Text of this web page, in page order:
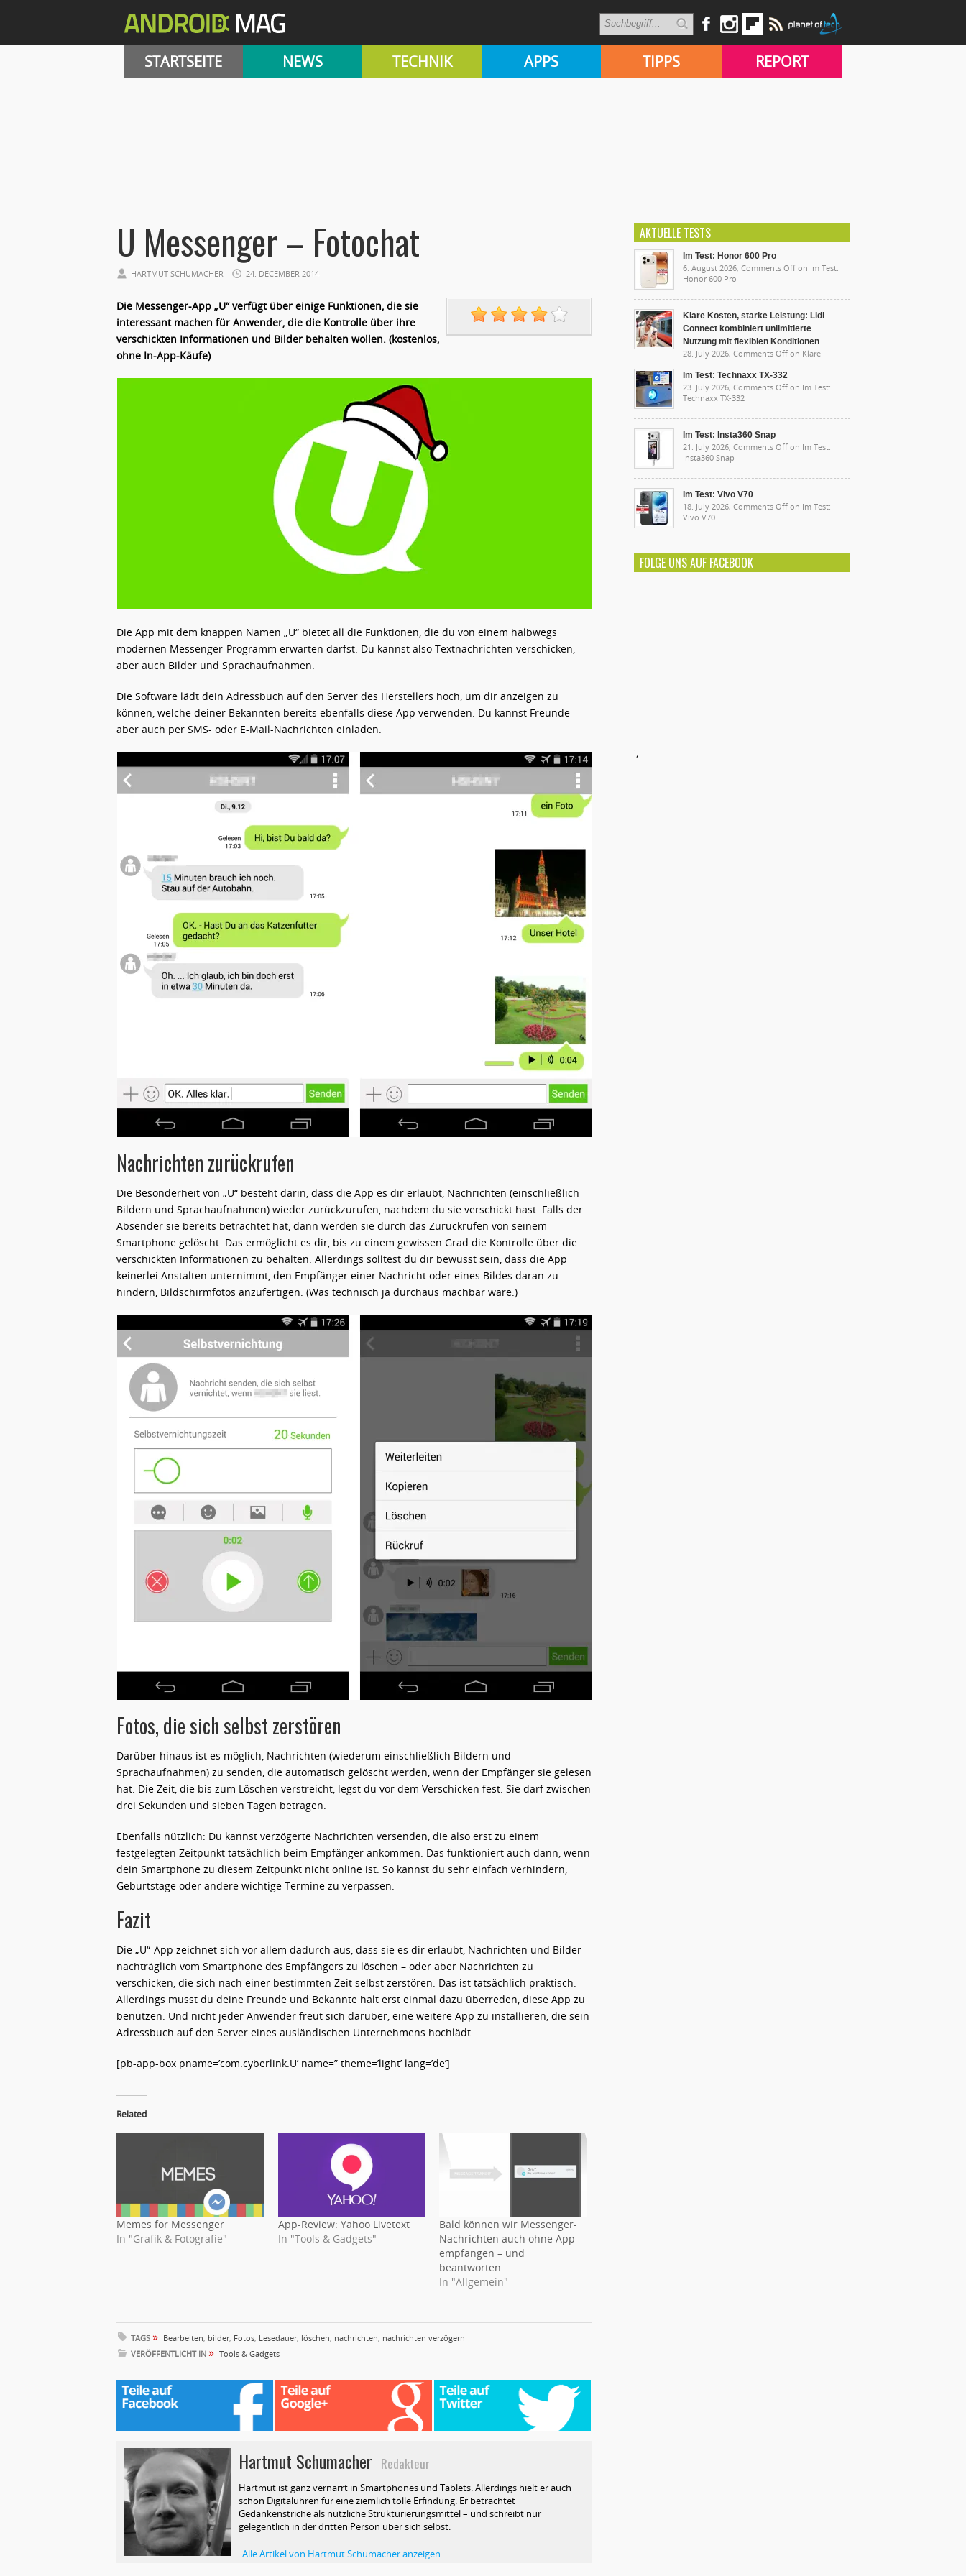
STARTSEITE NEWS TECHNIK APPS TIPPS REPORT
U Messenger – Fotochat
HARTMUT SCHUMACHER 24. DECEMBER 2014
Die Messenger-App „U“ verfügt über einige Funktionen, die sie
interessant machen für Anwender, die die Kontrolle über ihre
verschickten Informationen und Bilder behalten wollen. (kostenlos,
ohne In-App-Käufe)
Die App mit dem knappen Namen „U“ bietet all die Funktionen, die du von einem halbwegs
modernen Messenger-Programm erwarten darfst. Du kannst also Textnachrichten verschicken,
aber auch Bilder und Sprachaufnahmen.
Die Software lädt dein Adressbuch auf den Server des Herstellers hoch, um dir anzeigen zu
können, welche deiner Bekannten bereits ebenfalls diese App verwenden. Du kannst Freunde
aber auch per SMS- oder E-Mail-Nachrichten einladen.
Nachrichten zurückrufen
Die Besonderheit von „U“ besteht darin, dass die App es dir erlaubt, Nachrichten (einschließlich
Bildern und Sprachaufnahmen) wieder zurückzurufen, nachdem du sie verschickt hast. Falls der
Absender sie bereits betrachtet hat, dann werden sie durch das Zurückrufen von seinem
Smartphone gelöscht. Das ermöglicht es dir, bis zu einem gewissen Grad die Kontrolle über die
verschickten Informationen zu behalten. Allerdings solltest du dir bewusst sein, dass die App
keinerlei Anstalten unternimmt, den Empfänger einer Nachricht oder eines Bildes daran zu
hindern, Bildschirmfotos anzufertigen. (Was technisch ja durchaus machbar wäre.)
Fotos, die sich selbst zerstören
Darüber hinaus ist es möglich, Nachrichten (wiederum einschließlich Bildern und
Sprachaufnahmen) zu senden, die automatisch gelöscht werden, wenn der Empfänger sie gelesen
hat. Die Zeit, die bis zum Löschen verstreicht, legst du vor dem Verschicken fest. Sie darf zwischen
drei Sekunden und sieben Tagen betragen.
Ebenfalls nützlich: Du kannst verzögerte Nachrichten versenden, die also erst zu einem
festgelegten Zeitpunkt tatsächlich beim Empfänger ankommen. Das funktioniert auch dann, wenn
dein Smartphone zu diesem Zeitpunkt nicht online ist. So kannst du sehr einfach verhindern,
Geburtstage oder andere wichtige Termine zu verpassen.
Fazit
Die „U“-App zeichnet sich vor allem dadurch aus, dass sie es dir erlaubt, Nachrichten und Bilder
nachträglich vom Smartphone des Empfängers zu löschen – oder aber Nachrichten zu
verschicken, die sich nach einer bestimmten Zeit selbst zerstören. Das ist tatsächlich praktisch.
Allerdings musst du deine Freunde und Bekannte halt erst einmal dazu überreden, diese App zu
benützen. Und nicht jeder Anwender freut sich darüber, eine weitere App zu installieren, die sein
Adressbuch auf den Server eines ausländischen Unternehmens hochlädt.
[pb-app-box pname=’com.cyberlink.U’ name=” theme=’light’ lang=’de’]
Related
Memes for Messenger
In "Grafik & Fotografie"
App-Review: Yahoo Livetext
In "Tools & Gadgets"
Bald können wir Messenger-
Nachrichten auch ohne App
empfangen – und
beantworten
In "Allgemein"
TAGS » Bearbeiten, bilder, Fotos, Lesedauer, löschen, nachrichten, nachrichten verzögern
VERÖFFENTLICHT IN » Tools & Gadgets
Hartmut Schumacher Redakteur
Hartmut ist ganz vernarrt in Smartphones und Tablets. Allerdings hielt er auch
schon Digitaluhren für eine ziemlich tolle Erfindung. Er betrachtet
Gedankenstriche als nützliche Strukturierungsmittel – und schreibt nur
gelegentlich in der dritten Person über sich selbst.
Alle Artikel von Hartmut Schumacher anzeigen
AKTUELLE TESTS
Im Test: Honor 600 Pro
6. August 2026, Comments Off on Im Test:
Honor 600 Pro
Klare Kosten, starke Leistung: Lidl
Connect kombiniert unlimitierte
Nutzung mit flexiblen Konditionen
28. July 2026, Comments Off on Klare
unlimitierte Nutzung mit flexiblen Konditionen
Im Test: Technaxx TX-332
23. July 2026, Comments Off on Im Test:
Technaxx TX-332
Im Test: Insta360 Snap
21. July 2026, Comments Off on Im Test:
Insta360 Snap
Im Test: Vivo V70
18. July 2026, Comments Off on Im Test:
Vivo V70
FOLGE UNS AUF FACEBOOK
';